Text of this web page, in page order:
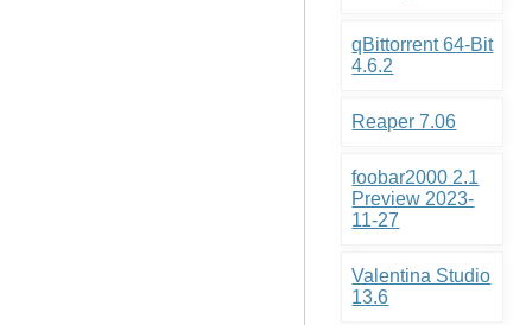
qBittorrent 64-Bit
4.6.2
Reaper 7.06
foobar2000 2.1
Preview 2023-
11-27
Valentina Studio
13.6